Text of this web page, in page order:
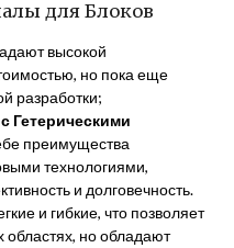
для Блоков
высокой
но пока еще
разработки;
Гетерическими
преимущества
технологиями,
и долговечность.
и гибкие, что позволяет
областях, но обладают